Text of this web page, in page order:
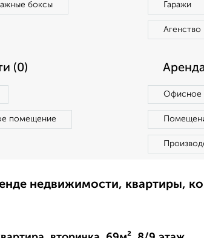
боксы Гаражи
Агенство
(0)
помещение
Офисное
недвижимости, квартиры,